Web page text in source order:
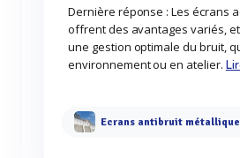
Dernière réponse : Les écrans
offrent des avantages variés,
une gestion optimale du bruit,
environnement ou en atelier.
Ecrans antibruit